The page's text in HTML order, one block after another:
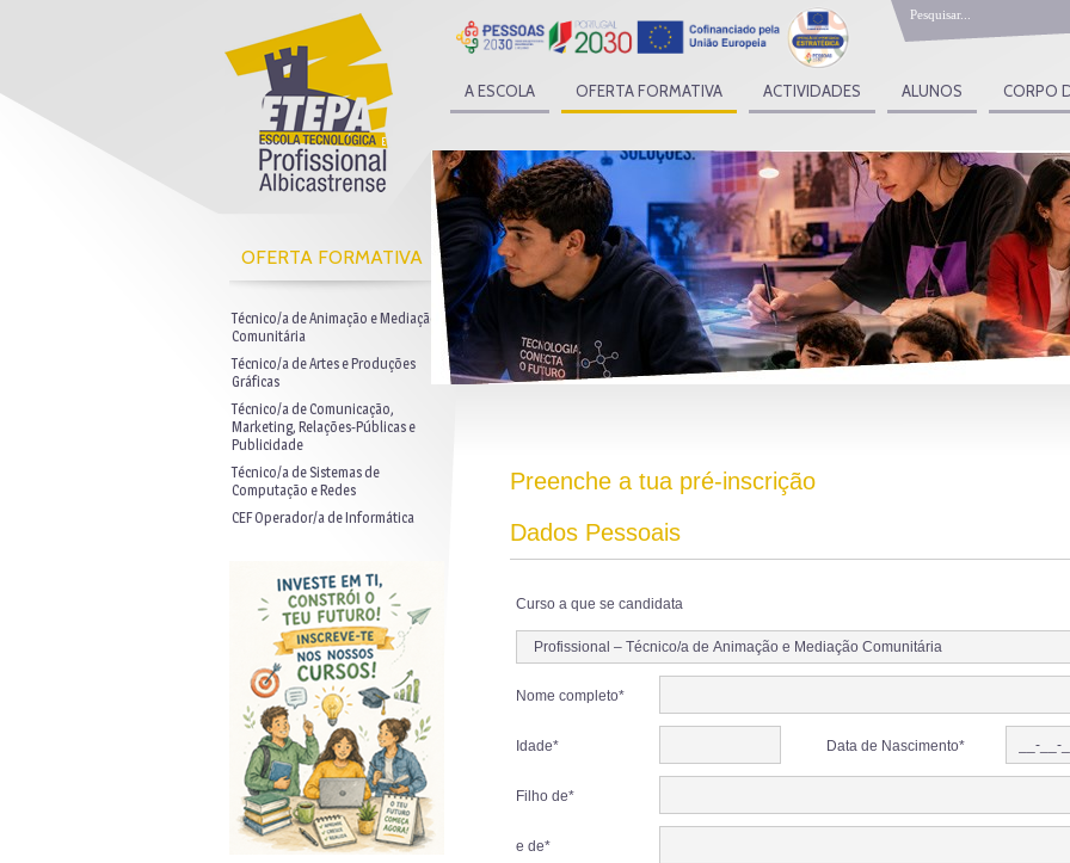
A ESCOLA OFERTA FORMATIVA ACTIVIDADES ALUNOS CORPO
OFERTA FORMATIVA
Técnico/a de Animação e Mediação
Comunitária
Técnico/a de Artes e Produções
Gráficas
Técnico/a de Comunicação,
Marketing, Relações-Públicas e
Publicidade
Técnico/a de Sistemas de
Computação e Redes
CEF Operador/a de Informática
Preenche a tua pré-inscrição
Dados Pessoais
Curso a que se candidata
Nome completo*
Idade* Data de Nascimento*
Filho de*
e de*